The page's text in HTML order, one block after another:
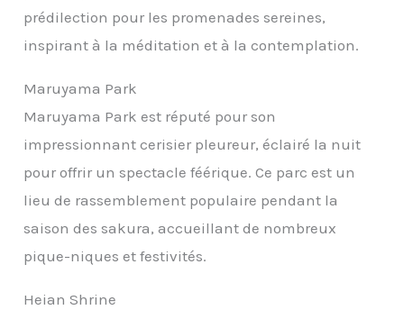
prédilection pour les promenades sereines,
inspirant à la méditation et à la contemplation.
Maruyama Park
Maruyama Park est réputé pour son
impressionnant cerisier pleureur, éclairé la nuit
pour offrir un spectacle féérique. Ce parc est un
lieu de rassemblement populaire pendant la
saison des sakura, accueillant de nombreux
pique-niques et festivités.
Heian Shrine